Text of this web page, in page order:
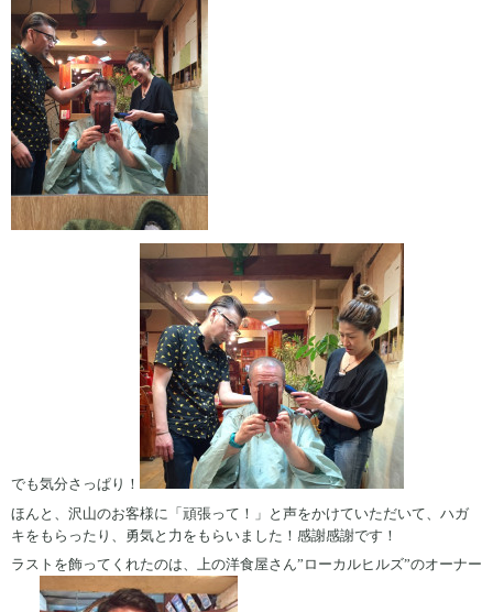
でも気分さっぱり！
ほんと、沢山のお客様に「頑張って！」と声をかけていただいて、ハガ
キをもらったり、勇気と力をもらいました！感謝感謝です！
ラストを飾ってくれたのは、上の洋食屋さん”ローカルヒルズ”のオーナー